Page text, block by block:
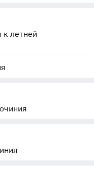
к летней